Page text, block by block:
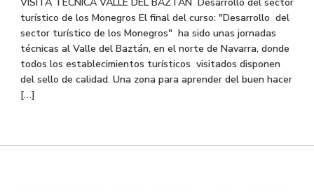
turístico de los Monegros El final del curso: "Desarrollo del
sector turístico de los Monegros" ha sido unas jornadas
técnicas al Valle del Baztán, en el norte de Navarra, donde
todos los establecimientos turísticos visitados disponen
del sello de calidad. Una zona para aprender del buen hacer
[…]